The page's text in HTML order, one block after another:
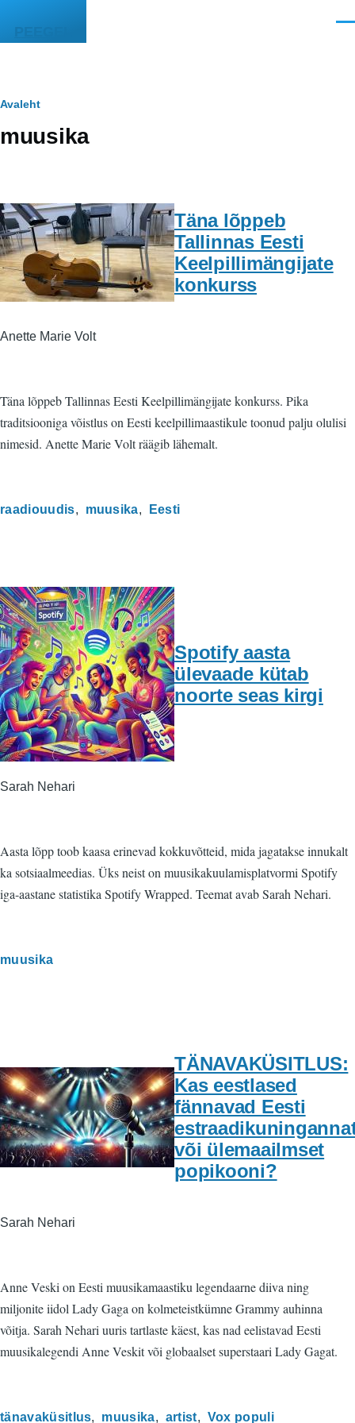
PEEGEL
Leivapuru
Avaleht
muusika
Täna lõppeb
Tallinnas Eesti
Keelpillimängijate
konkurss
Anette Marie Volt
Täna lõppeb Tallinnas Eesti Keelpillimängijate konkurss. Pika
traditsiooniga võistlus on Eesti keelpillimaastikule toonud palju olulisi
nimesid. Anette Marie Volt räägib lähemalt.
raadiouudis muusika Eesti
Spotify aasta
ülevaade kütab
noorte seas kirgi
Sarah Nehari
Aasta lõpp toob kaasa erinevad kokkuvõtteid, mida jagatakse innukalt
ka sotsiaalmeedias. Üks neist on muusikakuulamisplatvormi Spotify
iga-aastane statistika Spotify Wrapped. Teemat avab Sarah Nehari.
muusika
TÄNAVAKÜSITLUS:
Kas eestlased
fännavad Eesti
või ülemaailmset
popikooni?
Sarah Nehari
Anne Veski on Eesti muusikamaastiku legendaarne diiva ning
miljonite iidol Lady Gaga on kolmeteistkümne Grammy auhinna
võitja. Sarah Nehari uuris tartlaste käest, kas nad eelistavad Eesti
muusikalegendi Anne Veskit või globaalset superstaari Lady Gagat.
tänavaküsitlus muusika artist Vox populi